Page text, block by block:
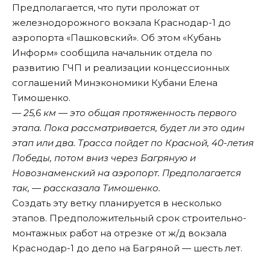
Предполагается, что пути проложат от
железнодорожного вокзала Краснодар-1 до
аэропорта «Пашковский». Об этом «Кубань
Информ» сообщила начальник отдела по
развитию ГЧП и реализации концессионных
соглашений Минэкономики Кубани Елена
Тимошенко.
— 25,6 км — это общая протяженность первого
этапа. Пока рассматривается, будет ли это один
этап или два. Трасса пойдет по Красной, 40-летия
Победы, потом вниз через Багряную и
Новознаменский на аэропорт. Предполагается
так, — рассказала Тимошенко.
Создать эту ветку планируется в несколько
этапов. Предположительный срок строительно-
монтажных работ на отрезке от ж/д вокзала
Краснодар-1 до депо на Багряной — шесть лет.